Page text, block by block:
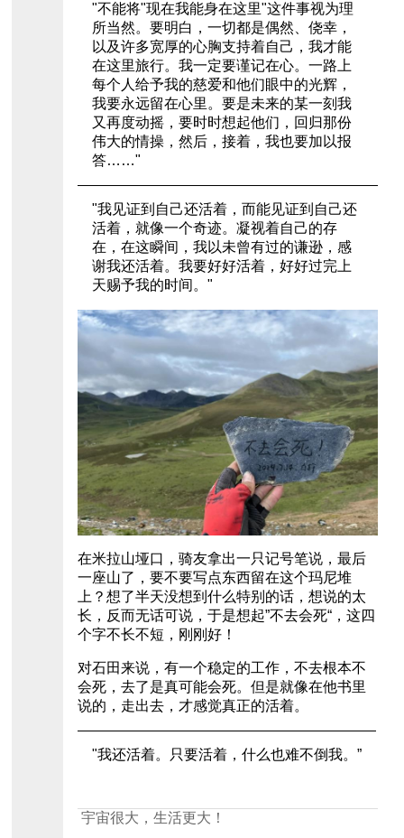
"不能将"现在我能身在这里"这件事视为理
所当然。要明白，一切都是偶然、侥幸，
以及许多宽厚的心胸支持着自己，我才能
在这里旅行。我一定要谨记在心。一路上
每个人给予我的慈爱和他们眼中的光辉，
我要永远留在心里。要是未来的某一刻我
又再度动摇，要时时想起他们，回归那份
伟大的情操，然后，接着，我也要加以报
答……"
"我见证到自己还活着，而能见证到自己还
活着，就像一个奇迹。凝视着自己的存
在，在这瞬间，我以未曾有过的谦逊，感
谢我还活着。我要好好活着，好好过完上
天赐予我的时间。"
在米拉山垭口，骑友拿出一只记号笔说，最后
一座山了，要不要写点东西留在这个玛尼堆
上？想了半天没想到什么特别的话，想说的太
长，反而无话可说，于是想起”不去会死“，这四
个字不长不短，刚刚好！
对石田来说，有一个稳定的工作，不去根本不
会死，去了是真可能会死。但是就像在他书里
说的，走出去，才感觉真正的活着。
"我还活着。只要活着，什么也难不倒我。”
宇宙很大，生活更大！